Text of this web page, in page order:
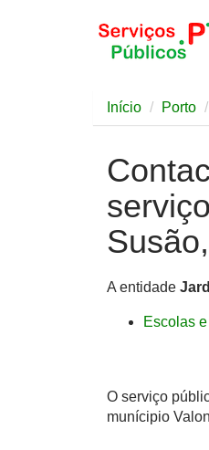
Início Porto
A entidade
Escolas
O serviço
munícipio